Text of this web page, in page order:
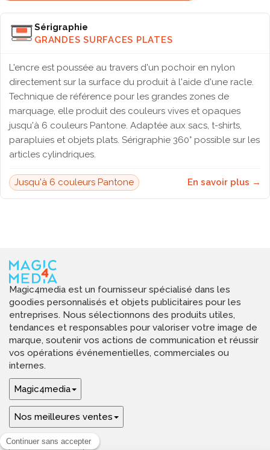
Sérigraphie
GRANDES SURFACES PLATES
L'encre est poussée au travers d'un pochoir en nylon
directement sur la surface du produit à l'aide d'une racle.
Technique de référence pour les grandes zones de
marquage, elle produit des couleurs vives et opaques
jusqu'à 6 couleurs Pantone. Adaptée aux sacs, t-shirts,
parapluies et objets plats. Sérigraphie 360° possible sur les
articles cylindriques.
Jusqu'à 6 couleurs Pantone En savoir plus →
Magic4media est un fournisseur spécialisé dans les
goodies personnalisés et objets publicitaires pour les
entreprises. Nous sélectionnons des produits utiles,
tendances et responsables pour valoriser votre image de
marque, soutenir vos actions de communication et réussir
vos opérations événementielles, commerciales ou
internes.
Magic4media
Nos meilleures ventes
Guides & aide